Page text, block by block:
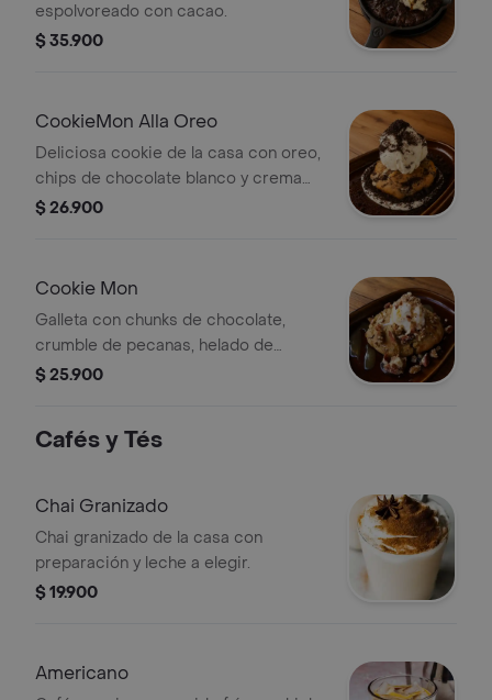
espolvoreado con cacao.
$ 35.900
CookieMon Alla Oreo
Deliciosa cookie de la casa con oreo,
chips de chocolate blanco y crema
de cheesecake.
$ 26.900
Cookie Mon
Galleta con chunks de chocolate,
crumble de pecanas, helado de
vainilla y caramelo.
$ 25.900
Cafés y Tés
Chai Granizado
Chai granizado de la casa con
preparación y leche a elegir.
$ 19.900
Americano